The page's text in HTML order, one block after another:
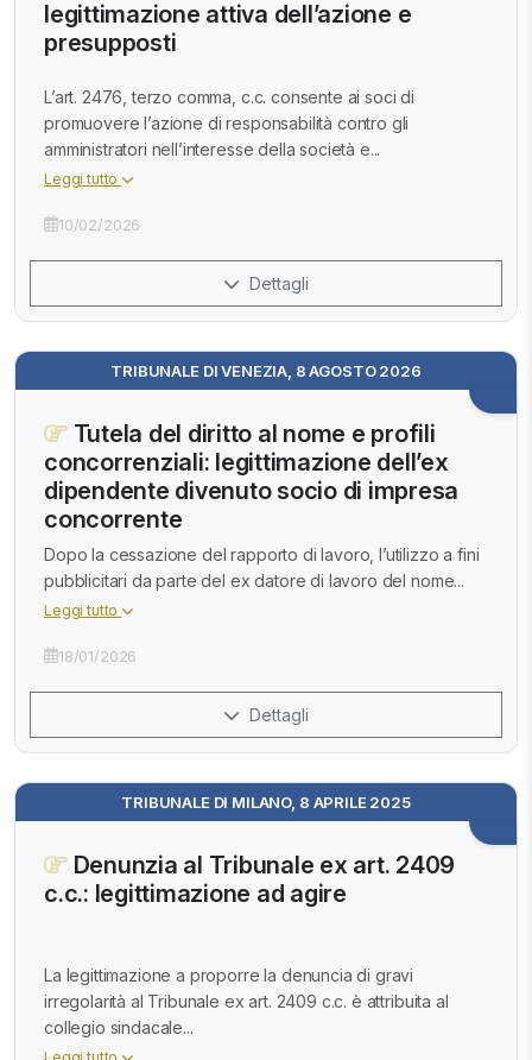
legittimazione attiva dell’azione e
presupposti
L’art. 2476, terzo comma, c.c. consente ai soci di
promuovere l’azione di responsabilità contro gli
amministratori nell’interesse della società e...
Leggi tutto
10/02/2026
Dettagli
TRIBUNALE DI VENEZIA, 8 AGOSTO 2026
Tutela del diritto al nome e profili
concorrenziali: legittimazione dell’ex
dipendente divenuto socio di impresa
concorrente
Dopo la cessazione del rapporto di lavoro, l’utilizzo a fini
pubblicitari da parte del ex datore di lavoro del nome...
Leggi tutto
18/01/2026
Dettagli
TRIBUNALE DI MILANO, 8 APRILE 2025
Denunzia al Tribunale ex art. 2409
c.c.: legittimazione ad agire
La legittimazione a proporre la denuncia di gravi
irregolarità al Tribunale ex art. 2409 c.c. è attribuita al
collegio sindacale...